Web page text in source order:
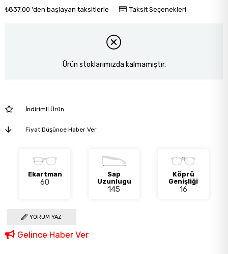
₺837,00 'den başlayan taksitlerle Taksit Seçenekleri
Ürün stoklarımızda kalmamıştır.
İndirimli Ürün
Fiyat Düşünce Haber Ver
Ekartman
60
Sap
Uzunlugu
145
Köprü
Genişliği
16
YORUM YAZ
Gelince Haber Ver